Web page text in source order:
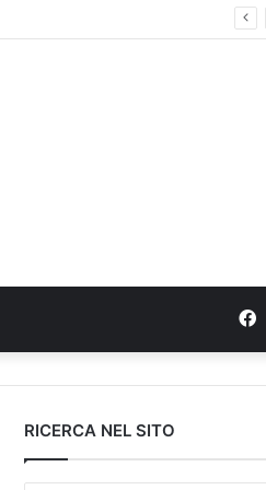
RICERCA NEL SITO